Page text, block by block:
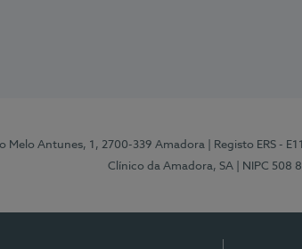
Melo Antunes, 1, 2700-339 Amadora | Registo ERS -
Clínico da Amadora, SA
| NIPC 508